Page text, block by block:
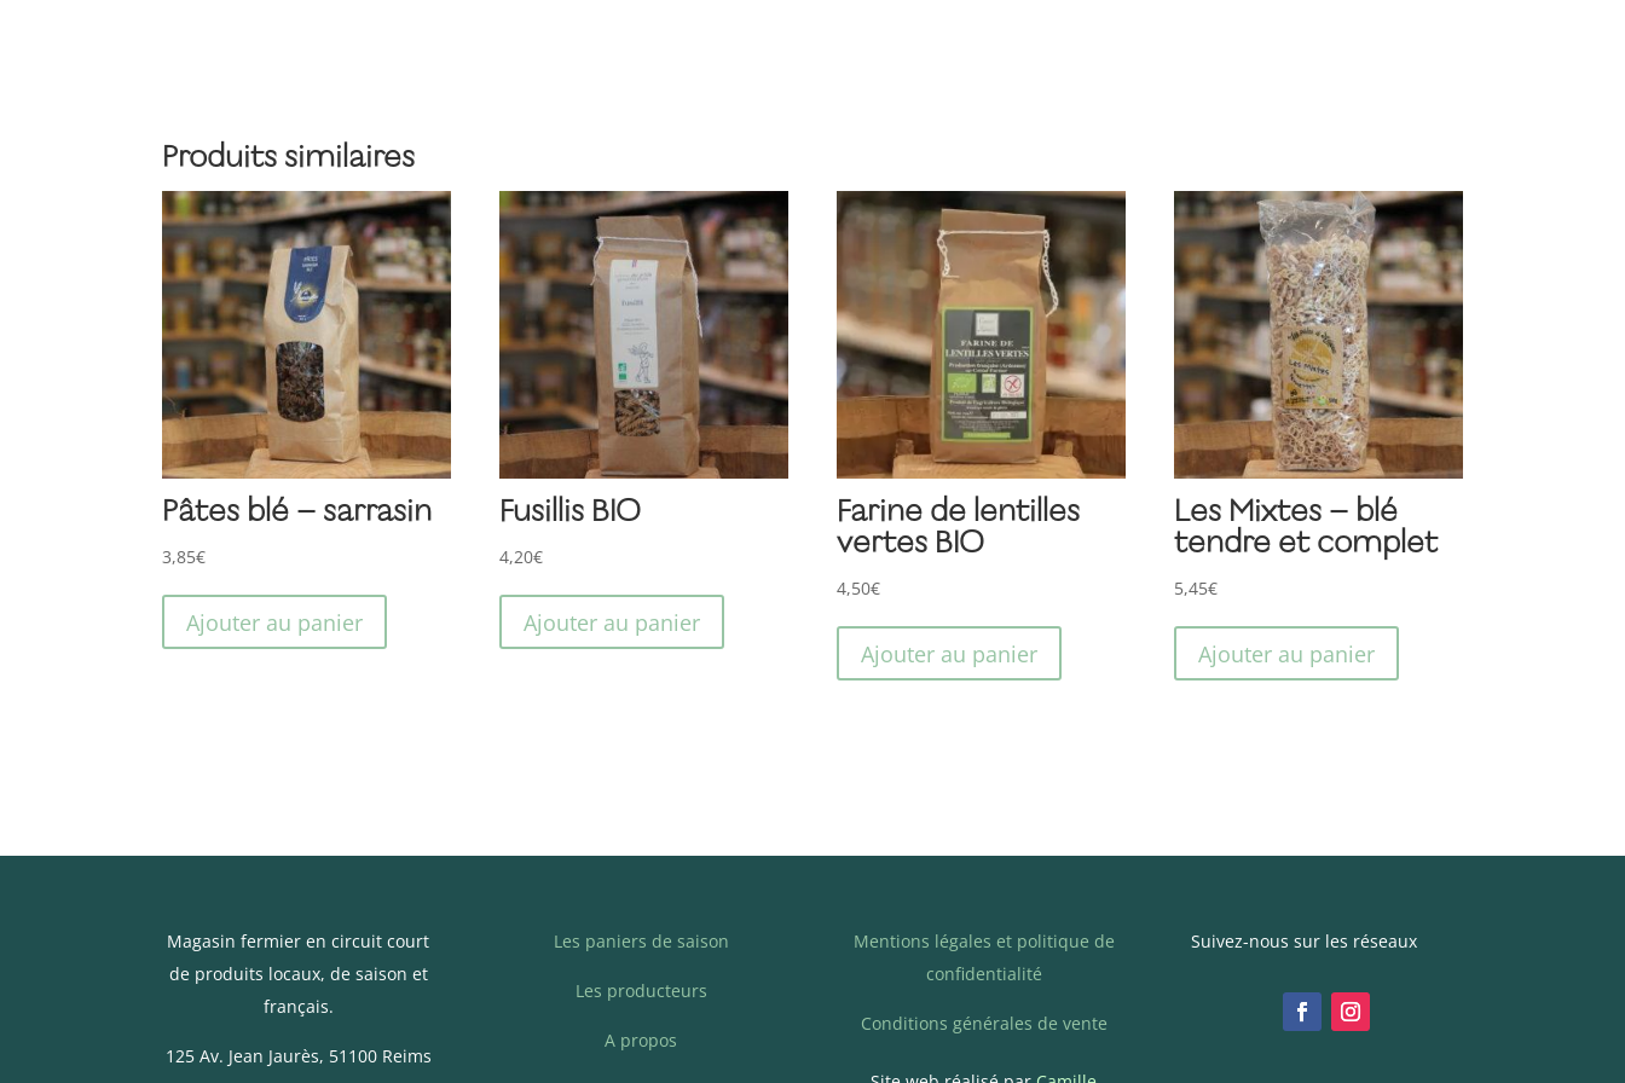
Produits similaires
Pâtes blé – sarrasin
3,85€
Ajouter au panier
Fusillis BIO
4,20€
Ajouter au panier
Farine de lentilles
vertes BIO
4,50€
Ajouter au panier
Les Mixtes – blé
tendre et complet
5,45€
Ajouter au panier
Magasin fermier en circuit court
de produits locaux, de saison et
français.
125 Av. Jean Jaurès, 51100 Reims
Les paniers de saison
Les producteurs
A propos
Mentions légales et politique de
confidentialité
Conditions générales de vente
Suivez-nous sur les réseaux